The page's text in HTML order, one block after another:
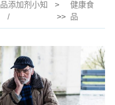
添加剂小知
>
>>
健康食
品